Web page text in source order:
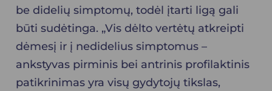
be didelių simptomų, todėl įtarti ligą gali
būti sudėtinga. „Vis dėlto vertėtų atkreipti
dėmesį ir į nedidelius simptomus –
ankstyvas pirminis bei antrinis profilaktinis
patikrinimas yra visų gydytojų tikslas,